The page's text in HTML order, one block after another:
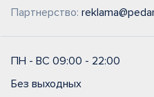
Партнерство:
ПН - ВС 09:00 - 22:00
Без выходных